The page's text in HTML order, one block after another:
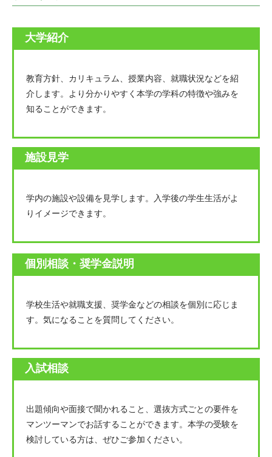
大学紹介
教育方針、カリキュラム、授業内容、就職状況などを紹
介します。より分かりやすく本学の学科の特徴や強みを
知ることができます。
施設見学
学内の施設や設備を見学します。入学後の学生生活がよ
りイメージできます。
個別相談・奨学金説明
学校生活や就職支援、奨学金などの相談を個別に応じま
す。気になることを質問してください。
入試相談
出題傾向や面接で聞かれること、選抜方式ごとの要件を
マンツーマンでお話することができます。本学の受験を
検討している方は、ぜひご参加ください。